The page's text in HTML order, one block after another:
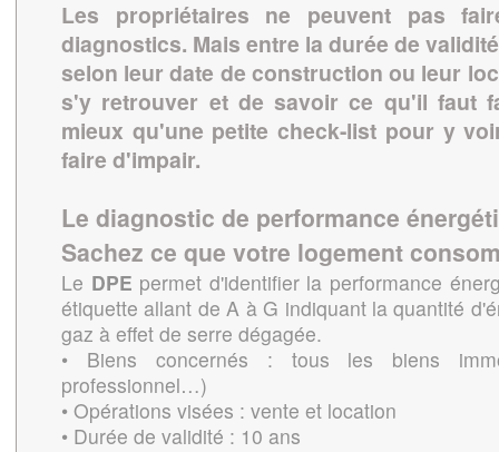
Les propriétaires ne peuvent pas
diagnostics. Mais entre la durée de
selon leur date de construction ou leur
s'y retrouver et de savoir ce qu'il faut
mieux qu'une petite check-list pour y
faire d'impair.
Le diagnostic de performance
Sachez ce que votre logement
Le DPE permet d'identifier la performance
étiquette allant de A à G indiquant la quantité
gaz à effet de serre dégagée.
• Biens concernés : tous les biens
professionnel…)
• Opérations visées : vente et location
• Durée de validité : 10 ans